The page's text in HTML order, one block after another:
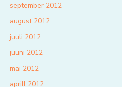
september 2012
august 2012
juuli 2012
juuni 2012
mai 2012
aprill 2012